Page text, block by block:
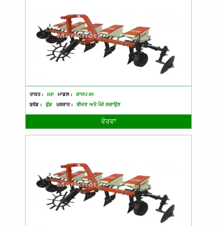
ਤਾਕਤ : HP ਮਾਡਲ :
ਕਾਸਪ 09
ਬ੍ਰੈਂਡ :
ਗੁੱਡ ਪ੍ਰਕਾਰ : ਬੀਜਣ ਅਤੇ ਪੌਦੇ ਲਗਾਉਣ
ਵੇਰਵਾ